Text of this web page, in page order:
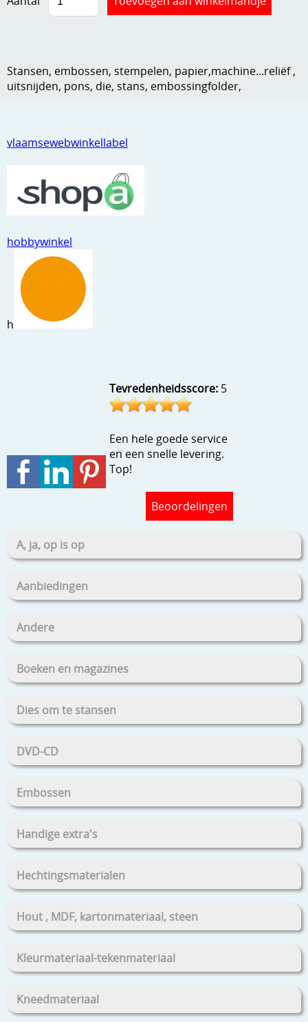
Kneedmateriaal
Leuke versieringen
Ponsen
Ribbelaar
Snijmaterialen
Speciaal papier
Stans machine en embossing machines
Stempels en zo
vlaamsewebwinkellabel
hobbywinkel
h
Tevredenheidsscore: 5
Een hele goede service
en een snelle levering.
Top!
Beoordelingen
A, ja, op is op
Aanbiedingen
Andere
Boeken en magazines
Dies om te stansen
DVD-CD
Embossen
Handige extra's
Hechtingsmaterialen
Hout , MDF, kartonmateriaal, steen
Kleurmateriaal-tekenmateriaal
Kneedmateriaal
Stansen, embossen, stempelen, papier,machine...reliëf ,
uitsnijden, pons, die, stans, embossingfolder,